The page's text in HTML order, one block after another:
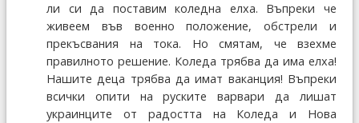
ли си да поставим коледна елха. Въпреки че
живеем във военно положение, обстрели и
прекъсвания на тока. Но смятам, че взехме
правилното решение. Коледа трябва да има елха!
Нашите деца трябва да имат ваканция! Въпреки
всички опити на руските варвари да лишат
украинците от радостта на Коледа и Нова